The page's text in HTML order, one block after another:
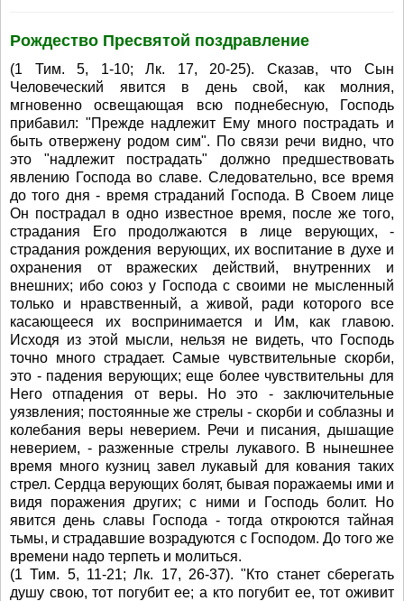
Рождество Пресвятой поздравление
(1 Тим. 5, 1-10; Лк. 17, 20-25). Сказав, что Сын
Человеческий явится в день свой, как молния,
мгновенно освещающая всю поднебесную, Господь
прибавил: "Прежде надлежит Ему много пострадать и
быть отвержену родом сим". По связи речи видно, что
это "надлежит пострадать" должно предшествовать
явлению Господа во славе. Следовательно, все время
до того дня - время страданий Господа. В Своем лице
Он пострадал в одно известное время, после же того,
страдания Его продолжаются в лице верующих, -
страдания рождения верующих, их воспитание в духе и
охранения от вражеских действий, внутренних и
внешних; ибо союз у Господа с своими не мысленный
только и нравственный, а живой, ради которого все
касающееся их воспринимается и Им, как главою.
Исходя из этой мысли, нельзя не видеть, что Господь
точно много страдает. Самые чувствительные скорби,
это - падения верующих; еще более чувствительны для
Него отпадения от веры. Но это - заключительные
уязвления; постоянные же стрелы - скорби и соблазны и
колебания веры неверием. Речи и писания, дышащие
неверием, - разженные стрелы лукавого. В нынешнее
время много кузниц завел лукавый для кования таких
стрел. Сердца верующих болят, бывая поражаемы ими и
видя поражения других; с ними и Господь болит. Но
явится день славы Господа - тогда откроются тайная
тьмы, и страдавшие возрадуются с Господом. До того же
времени надо терпеть и молиться.
(1 Тим. 5, 11-21; Лк. 17, 26-37). "Кто станет сберегать
душу свою, тот погубит ее; а кто погубит ее, тот оживит